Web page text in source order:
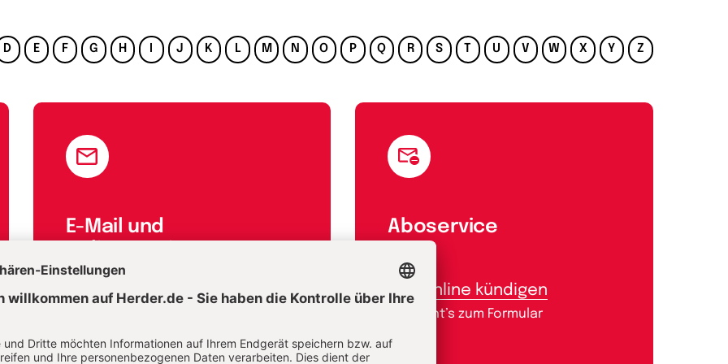
D E F G H I J K L M N O P Q R S T U V W X Y Z
E-Mail und
kundenservice@herder.de
Aboservice
Abo online kündigen
Hier geht’s zum Formular